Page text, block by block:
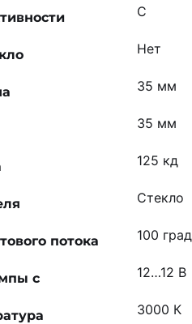
C
Нет
35 мм
35 мм
125 кд
Стекло
потока 100
с 12…12 В
3000 К